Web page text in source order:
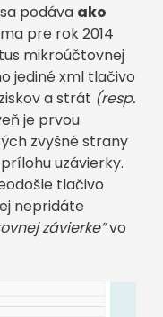
podáva ako
pre rok 2014
mikroúčtovnej
jediné xml tlačivo
a strát (resp.
je prvou
zvyšné strany
uzávierky.
tlačivo
nepridáte
závierke”vo